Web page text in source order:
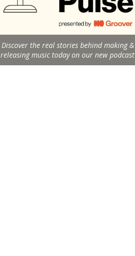
Discover the real stories behind making &
releasing music today on our new podcast